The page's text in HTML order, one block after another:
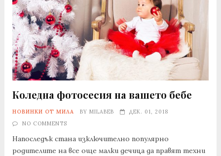
Коледна фотосесия на вашето бебе
НОВИНКИ ОТ МИЛА BY MILABEB
ДЕК. 01, 2018
NO COMMENTS
Напоследък стана изключително популярно
родителите на все още малки дечица да правят техни